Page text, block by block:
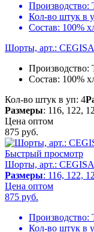
Производство:
Кол-во штук в
Состав: 100%
Шорты, арт.:
Производство:
Состав: 100%
Кол-во штук в уп: 4
Размеры: 116, 122,
Цена оптом
875 руб.
Быстрый просмотр
Шорты, арт.:
Размеры: 116, 122,
Цена оптом
875 руб.
Производство:
Кол-во штук в